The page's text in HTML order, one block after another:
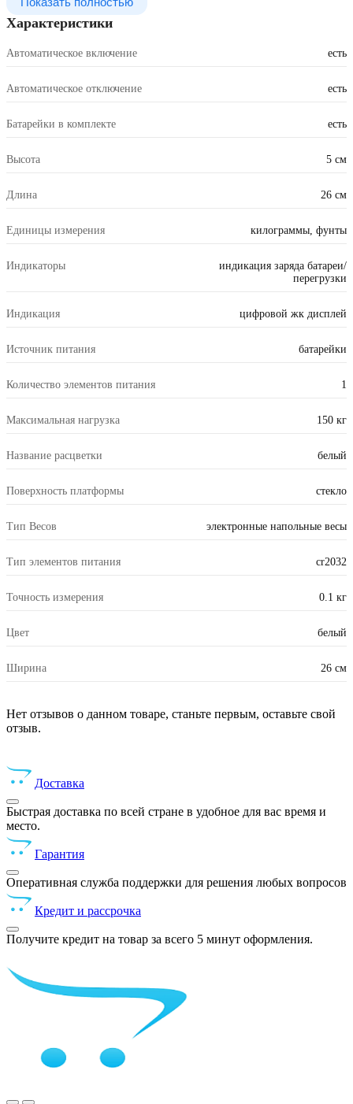
Характеристики
Автоматическое включение есть
Автоматическое отключение есть
Батарейки в комплекте есть
Высота 5 см
Длина 26 см
Единицы измерения килограммы, фунты
Индикаторы
индикация заряда батареи/
перегрузки
Индикация цифровой жк дисплей
Источник питания батарейки
Количество элементов питания 1
Максимальная нагрузка 150 кг
Название расцветки белый
Поверхность платформы стекло
Тип Весов электронные напольные весы
Тип элементов питания cr2032
Точность измерения 0.1 кг
Цвет белый
Ширина 26 см
Нет отзывов о данном товаре, станьте первым, оставьте свой
отзыв.
Доставка
Быстрая доставка по всей стране в удобное для вас время и
место.
Гарантия
Оперативная служба поддержки для решения любых вопросов
Кредит и рассрочка
Получите кредит на товар за всего 5 минут оформления.